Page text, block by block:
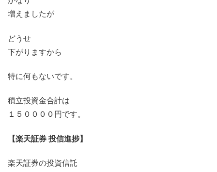
増えましたが
どうせ
下がりますから
特に何もないです。
積立投資金合計は
１５００００円です。
【楽天証券 投信進捗】
楽天証券の投資信託